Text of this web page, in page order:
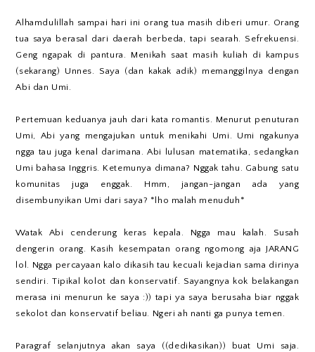
Alhamdulillah sampai hari ini orang tua masih diberi umur. Orang
tua saya berasal dari daerah berbeda, tapi searah. Sefrekuensi.
Geng ngapak di pantura. Menikah saat masih kuliah di kampus
(sekarang) Unnes. Saya (dan kakak adik) memanggilnya dengan
Abi dan Umi.
Pertemuan keduanya jauh dari kata romantis. Menurut penuturan
Umi, Abi yang mengajukan untuk menikahi Umi. Umi ngakunya
ngga tau juga kenal darimana. Abi lulusan matematika, sedangkan
Umi bahasa Inggris. Ketemunya dimana? Nggak tahu. Gabung satu
komunitas juga enggak. Hmm, jangan-jangan ada yang
disembunyikan Umi dari saya? *lho malah menuduh*
Watak Abi cenderung keras kepala. Ngga mau kalah. Susah
dengerin orang. Kasih kesempatan orang ngomong aja JARANG
lol. Ngga percayaan kalo dikasih tau kecuali kejadian sama dirinya
sendiri. Tipikal kolot dan konservatif. Sayangnya kok belakangan
merasa ini menurun ke saya :)) tapi ya saya berusaha biar nggak
sekolot dan konservatif beliau. Ngeri ah nanti ga punya temen.
Paragraf selanjutnya akan saya ((dedikasikan)) buat Umi saja.